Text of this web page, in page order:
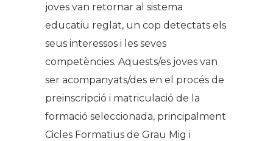
joves van retornar al sistema
educatiu reglat, un cop detectats els
seus interessos i les seves
competències. Aquests/es joves van
ser acompanyats/des en el procés de
preinscripció i matriculació de la
formació seleccionada, principalment
Cicles Formatius de Grau Mig i